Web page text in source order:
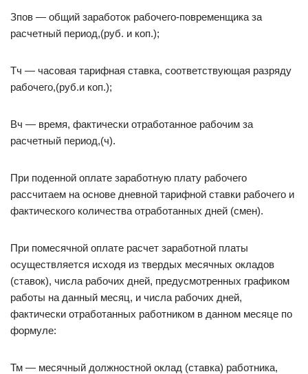
Зпов — общий заработок рабочего-повременщика за
расчетный период,(руб. и коп.);
Тч — часовая тарифная ставка, соответствующая разряду
рабочего,(руб.и коп.);
Вч — время, фактически отработанное рабочим за
расчетный период,(ч).
При поденной оплате заработную плату рабочего
рассчитаем на основе дневной тарифной ставки рабочего и
фактического количества отработанных дней (смен).
При помесячной оплате расчет заработной платы
осуществляется исходя из твердых месячных окладов
(ставок), числа рабочих дней, предусмотренных графиком
работы на данный месяц, и числа рабочих дней,
фактически отработанных работником в данном месяце по
формуле:
Тм — месячный должностной оклад (ставка) работника,